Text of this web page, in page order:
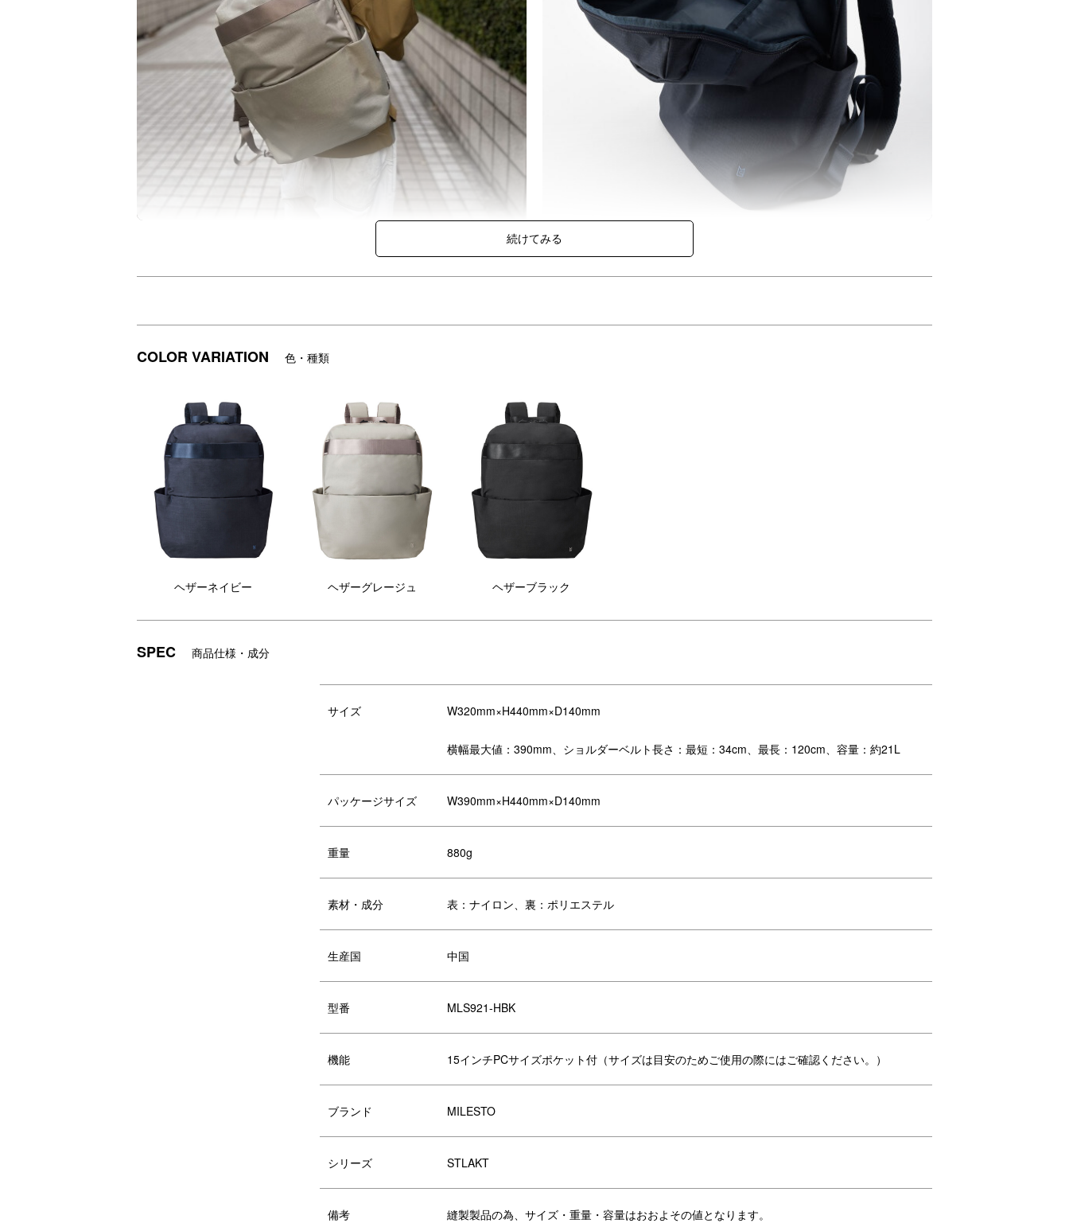
ワンアクションでショルダー掛けもでき、電車や暑い時期でも快適に。簡易ファスナーロック機能付きでバックスタイルも安心。
[STLAKT]
大人×RELAX
「仕事も遊びも自分らしく、心にゆとりある大人達へ」
大人がリラックスして使える、上質でベーシックなトラベルライン「STLAKT(ストラクト)」。
COLOR VARIATION 色・種類
ヘザーネイビー ヘザーグレージュ ヘザーブラック
SPEC 商品仕様・成分
サイズ W320mm×H440mm×D140mm
横幅最大値：390mm、ショルダーベルト長さ：最短：34cm、最長：120cm、容量：約21L
パッケージサイズ W390mm×H440mm×D140mm
重量 880g
素材・成分 表：ナイロン、裏：ポリエステル
生産国 中国
型番 MLS921-HBK
機能 15インチPCサイズポケット付（サイズは目安のためご使用の際にはご確認ください。）
ブランド MILESTO
シリーズ STLAKT
備考
縫製製品の為、サイズ・重量・容量はおおよその値となります。